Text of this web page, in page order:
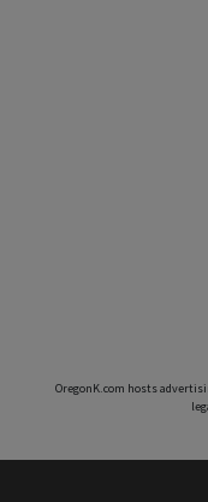
OregonK.com hosts